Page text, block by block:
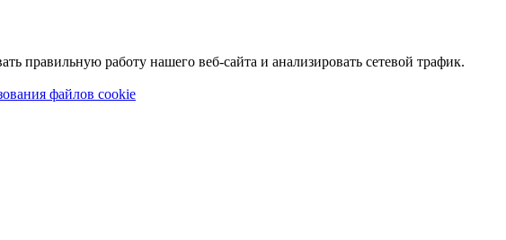
правильную работу нашего веб-сайта и анализировать сетевой трафик.
файлов cookie